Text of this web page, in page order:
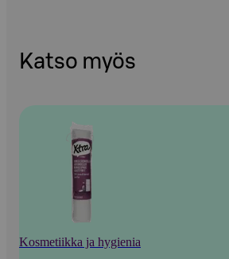
Katso myös
Kosmetiikka ja hygienia